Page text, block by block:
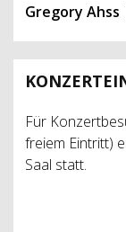
Gregory Ahss
Für
freiem Eintritt)
Saal statt.